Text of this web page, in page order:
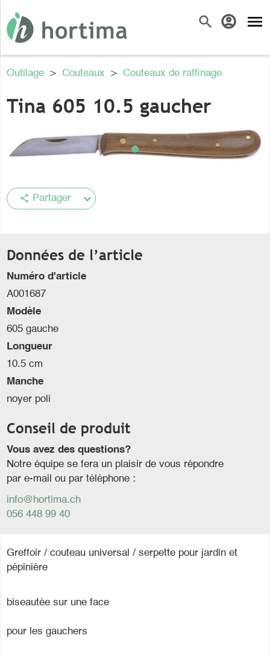
search account_circle menu
Outilage > Couteaux > Couteaux de raffinage
Tina 605 10.5 gaucher
share Partager
Données de l’article
Numéro d'article
A001687
Modèle
605 gauche
Longueur
10.5 cm
Manche
noyer poli
Conseil de produit
Vous avez des questions?
Notre équipe se fera un plaisir de vous répondre
par e-mail ou par téléphone :
info@hortima.ch
056 448 99 40
Greffoir / couteau universal / serpette pour jardin et
pépinière
biseautée sur une face
pour les gauchers